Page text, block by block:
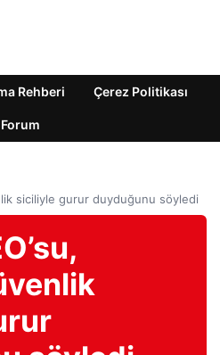
Rehberi Çerez Politikası
Forum
siciliyle gurur duyduğunu söyledi